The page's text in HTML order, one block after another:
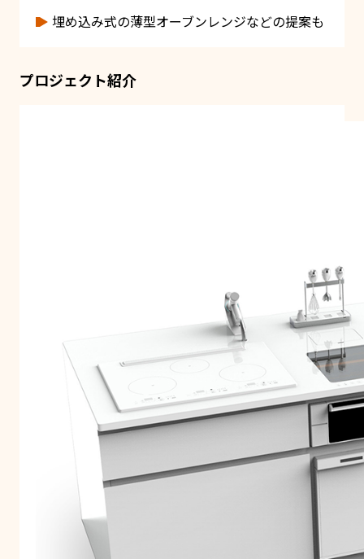
埋め込み式の薄型オーブンレンジなどの提案も
プロジェクト紹介